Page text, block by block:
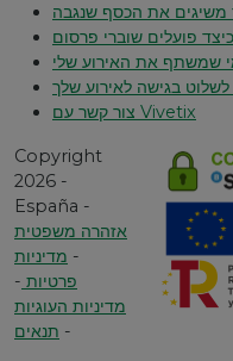
צור קשר עם Vivetix
Copyright
2026 -
España -
אזהרה משפטית
- מדיניות
פרטיות -
מדיניות העוגיות
- תנאים